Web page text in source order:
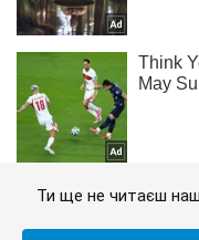
Ти ще не читаєш